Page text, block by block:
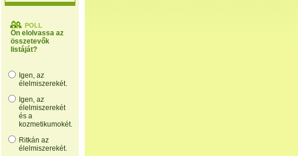
POLL
Ön elolvassa az
összetevők
listáját?
Igen, az
élelmiszerekét.
Igen, az
élelmiszerekét
és a
kozmetikumokét.
Ritkán az
élelmiszerekét.